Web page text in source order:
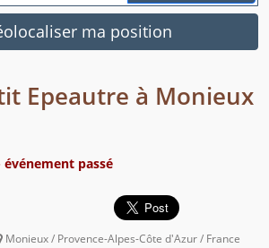
ma position
Epeautre à Monieux
événement passé
Monieux / Provence-Alpes-Côte d'Azur / France